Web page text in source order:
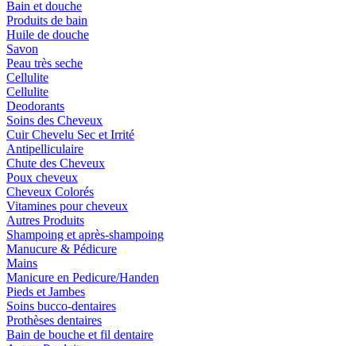
Bain et douche
Produits de bain
Huile de douche
Savon
Peau très seche
Cellulite
Cellulite
Deodorants
Soins des Cheveux
Cuir Chevelu Sec et Irrité
Antipelliculaire
Chute des Cheveux
Poux cheveux
Cheveux Colorés
Vitamines pour cheveux
Autres Produits
Shampoing et après-shampoing
Manucure & Pédicure
Mains
Manicure en Pedicure/Handen
Pieds et Jambes
Soins bucco-dentaires
Prothèses dentaires
Bain de bouche et fil dentaire